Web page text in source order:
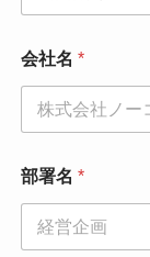
会社名 *
部署名 *